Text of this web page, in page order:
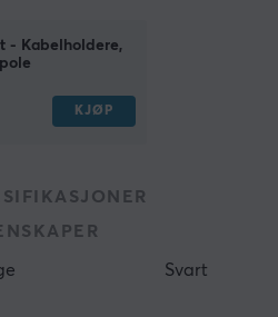
- Kabelholdere,
KJØP
Svart